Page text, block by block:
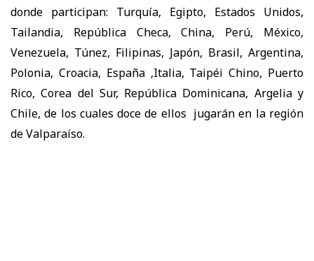
donde participan: Turquía, Egipto, Estados Unidos,
Tailandia, República Checa, China, Perú, México,
Venezuela, Túnez, Filipinas, Japón, Brasil, Argentina,
Polonia, Croacia, España ,Italia, Taipéi Chino, Puerto
Rico, Corea del Sur, República Dominicana, Argelia y
Chile, de los cuales doce de ellos jugarán en la región
de Valparaíso.